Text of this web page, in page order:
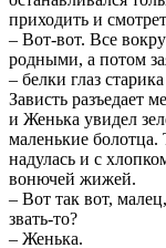
приходить и
– Вот-вот. Все
родными, а потом
– белки глаз
Зависть разъедает
и Женька увидел
маленькие болотца.
надулась и с
вонючей жижей.
– Вот так вот,
звать-то?
– Женька.